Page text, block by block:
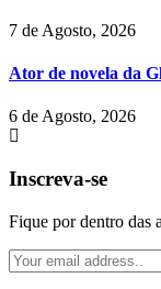
7 de Agosto, 2026
Ator de novela da
6 de Agosto, 2026
Inscreva-se
Fique por dentro das